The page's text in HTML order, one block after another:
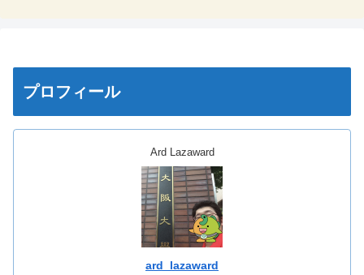
プロフィール
Ard Lazaward
ard_lazaward